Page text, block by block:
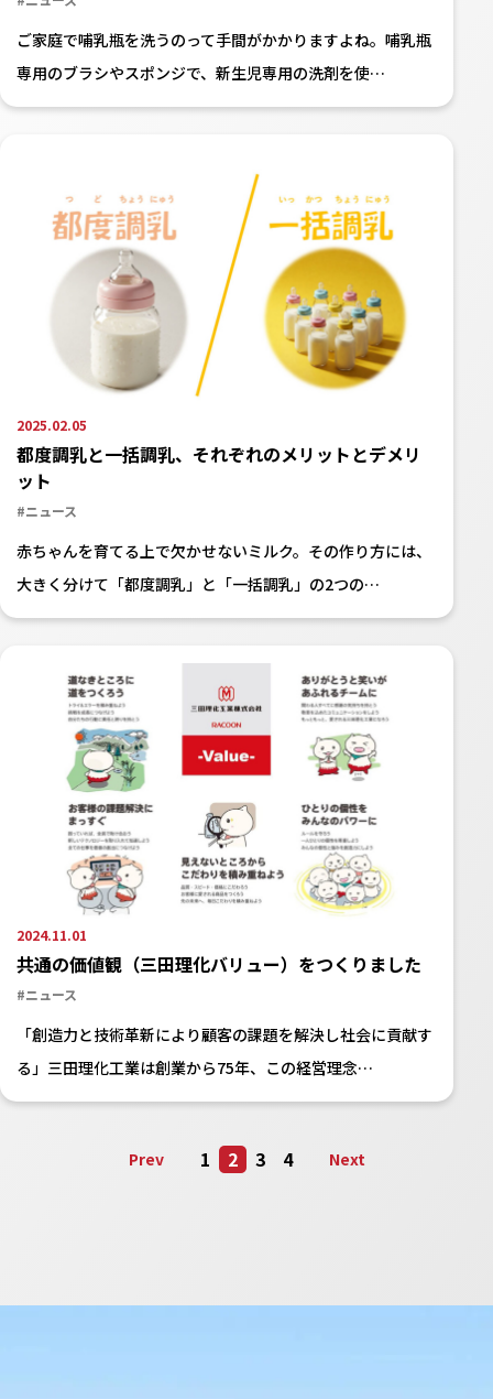
ご家庭で哺乳瓶を洗うのって手間がかかりますよね。哺乳瓶
専用のブラシやスポンジで、新生児専用の洗剤を使…
2025.02.05
都度調乳と一括調乳、それぞれのメリットとデメリ
ット
#ニュース
赤ちゃんを育てる上で欠かせないミルク。その作り方には、
大きく分けて「都度調乳」と「一括調乳」の2つの…
2024.11.01
共通の価値観（三田理化バリュー）をつくりました
#ニュース
「創造力と技術革新により顧客の課題を解決し社会に貢献す
る」三田理化工業は創業から75年、この経営理念…
Prev 1 2 3 4 Next